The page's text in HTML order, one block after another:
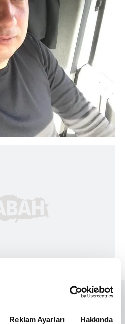
Reklam Ayarları Hakkında